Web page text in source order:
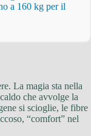
a 160 kg per il
La magia sta nella
che avvolge la
si scioglie, le fibre
“comfort” nel